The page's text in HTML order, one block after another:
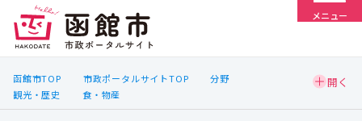
メニュー
函館市TOP 市政ポータルサイトTOP
分野
観光・歴史
食・物産